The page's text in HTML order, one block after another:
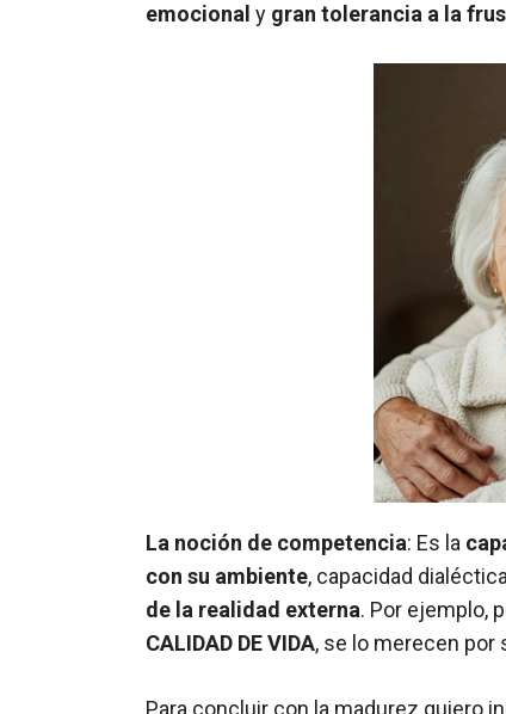
emocional y gran tolerancia a la
La noción de competencia: Es la
con su ambiente, capacidad
de la realidad externa. Por ejemplo,
CALIDAD DE VIDA, se lo merecen por
Para concluir con la madurez quiero